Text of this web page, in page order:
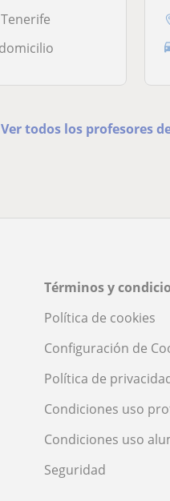
Ver todos los profesores
Términos y
Política de cookies
Configuración de
Política de
Condiciones uso
Condiciones uso
Seguridad